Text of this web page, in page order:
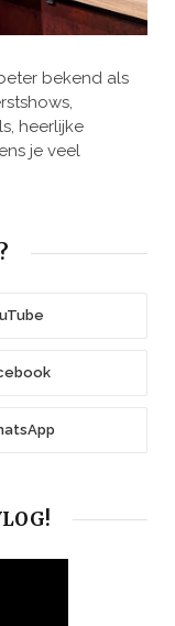
bekend als
heerlijke
je veel